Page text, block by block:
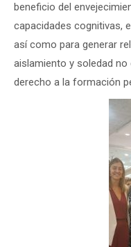
beneficio del
capacidades cognitivas,
así como para generar
aislamiento y soledad
derecho a la formación